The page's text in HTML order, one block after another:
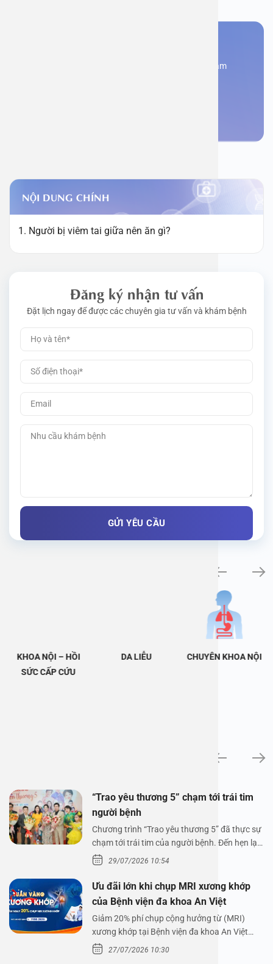
Đăng kí ngay để được các chuyên gia tư vấn và khám
NỘI DUNG CHÍNH
1. Người bị viêm tai giữa nên ăn gì?
Đăng ký nhận tư vấn
Đặt lịch ngay để được các chuyên gia tư vấn và khám bệnh
KHOA NỘI – HỒI
SỨC CẤP CỨU
DA LIỄU CHUYÊN KHOA NỘI
“Trao yêu thương 5” chạm tới trái tim
người bệnh
Chương trình “Trao yêu thương 5” đã thực sự
chạm tới trái tim của người bệnh. Đến hẹn lại
lên,…29/07/2026 10:54
Ưu đãi lớn khi chụp MRI xương khớp
của Bệnh viện đa khoa An Việt
Giảm 20% phí chụp cộng hưởng từ (MRI)
xương khớp tại Bệnh viện đa khoa An Việt
Bệnh viện đa…
27/07/2026 10:30